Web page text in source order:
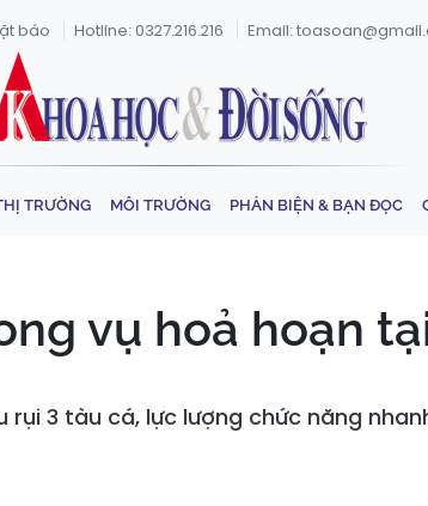
báo Hotline: 0327.216.216 Email:
TRƯỜNG MÔI TRƯỜNG PHẢN BIỆN & BẠN ĐỌC
vụ hoả hoạn
rụi 3 tàu cá, lực lượng chức năng